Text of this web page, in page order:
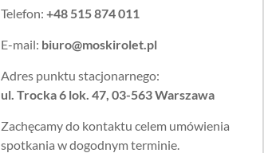
Telefon: +48 515 874 011
E-mail: biuro@moskirolet.pl
Adres punktu stacjonarnego:
ul. Trocka 6 lok. 47, 03-563 Warszawa
Zachęcamy do kontaktu celem umówienia
spotkania w dogodnym terminie.